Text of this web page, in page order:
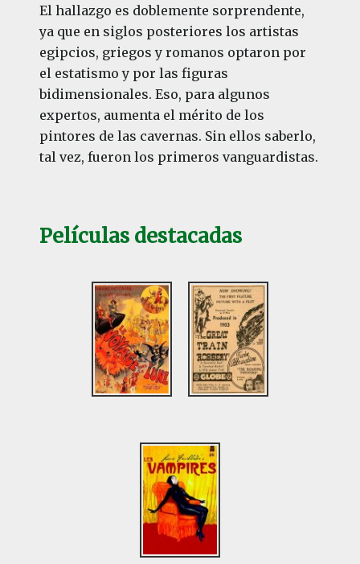
El hallazgo es doblemente sorprendente,
ya que en siglos posteriores los artistas
egipcios, griegos y romanos optaron por
el estatismo y por las figuras
bidimensionales. Eso, para algunos
expertos, aumenta el mérito de los
pintores de las cavernas. Sin ellos saberlo,
tal vez, fueron los primeros vanguardistas.
Películas destacadas